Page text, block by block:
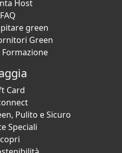
Host
FAQ
green
Green
Formazione
Card
Pulito e Sicuro
Speciali